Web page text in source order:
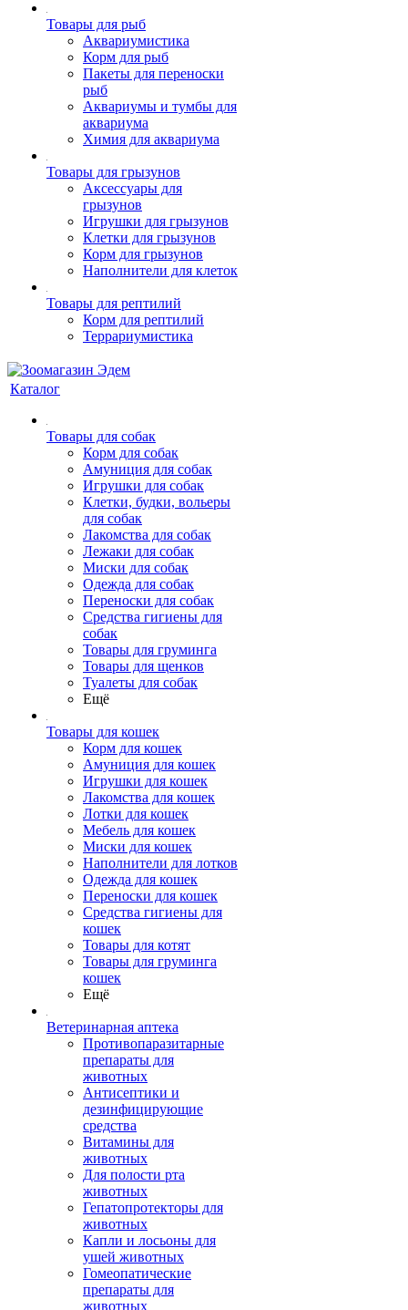
Товары для рыб
Аквариумистика
Корм для рыб
Пакеты для переноски
рыб
Аквариумы и тумбы для
аквариума
Химия для аквариума
Товары для грызунов
Аксессуары для
грызунов
Игрушки для грызунов
Клетки для грызунов
Корм для грызунов
Наполнители для клеток
Товары для рептилий
Корм для рептилий
Террариумистика
Каталог
Товары для собак
Корм для собак
Амуниция для собак
Игрушки для собак
Клетки, будки, вольеры
для собак
Лакомства для собак
Лежаки для собак
Миски для собак
Одежда для собак
Переноски для собак
Средства гигиены для
собак
Товары для груминга
Товары для щенков
Туалеты для собак
Ещё
Товары для кошек
Корм для кошек
Амуниция для кошек
Игрушки для кошек
Лакомства для кошек
Лотки для кошек
Мебель для кошек
Миски для кошек
Наполнители для лотков
Одежда для кошек
Переноски для кошек
Средства гигиены для
кошек
Товары для котят
Товары для груминга
кошек
Ещё
Ветеринарная аптека
Противопаразитарные
препараты для
животных
Антисептики и
дезинфицирующие
средства
Витамины для
животных
Для полости рта
животных
Гепатопротекторы для
животных
Капли и лосьоны для
ушей животных
Гомеопатические
препараты для
животных